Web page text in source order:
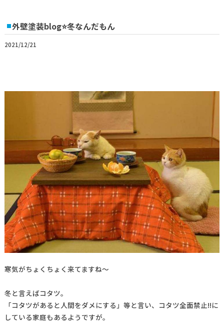
外壁塗装blog⭐冬なんだもん
2021/12/21
寒気がちょくちょく来てますね～
冬と言えばコタツ。
「コタツがあると人間をダメにする」等と言い、コタツ全面禁止!!に
している家庭もあるようですが。